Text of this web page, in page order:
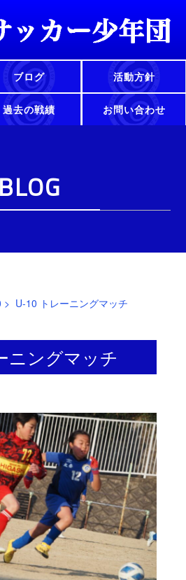
ブログ 活動方針
過去の戦績 お問い合わせ
BLOG
> U-10 トレーニングマッチ
ニングマッチ